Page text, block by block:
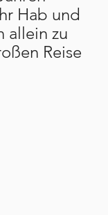
Hab und
allein zu
Reise